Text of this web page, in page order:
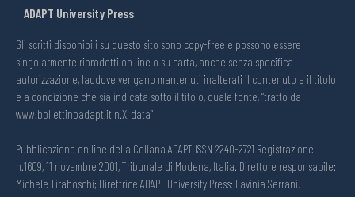
ADAPT University Press
Gli scritti disponibili su questo sito sono copy-free e possono essere
singolarmente riprodotti on line o su carta, anche senza specifica
autorizzazione, laddove vengano mantenuti inalterati il contenuto e il titolo
e a condizione che sia indicata sotto il titolo, quale fonte, “tratto da
www.bollettinoadapt.it n.X, data“
Pubblicazione on line della Collana ADAPT ISSN 2240-2721 Registrazione
n.1609, 11 novembre 2001, Tribunale di Modena, Italia. Direttore responsabile:
Michele Tiraboschi; Direttrice ADAPT University Press: Lavinia Serrani.